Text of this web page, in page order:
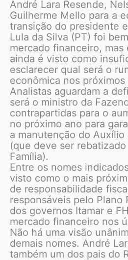
André Lara Resende,
Guilherme Mello para a
transição do presidente
Lula da Silva (PT) foi
mercado financeiro, mas
ainda é visto como
esclarecer qual será o
econômica nos próximos
Analistas aguardam a
será o ministro da
contrapartidas para o
no próximo ano para
a manutenção do
(que deve ser
Família).
Entre os nomes
visto como o mais
de responsabilidade
responsáveis pelo Plano
dos governos Itamar e
mercado financeiro nos
Não há uma visão
demais nomes. André
também um dos pais do